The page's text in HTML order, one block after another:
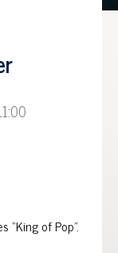
“King of Pop”.